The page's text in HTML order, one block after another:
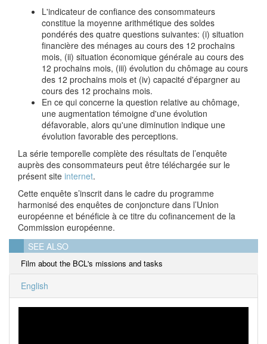
L'indicateur de confiance des consommateurs
constitue la moyenne arithmétique des soldes
pondérés des quatre questions suivantes: (i) situation
financière des ménages au cours des 12 prochains
mois, (ii) situation économique générale au cours des
12 prochains mois, (iii) évolution du chômage au cours
des 12 prochains mois et (iv) capacité d'épargner au
cours des 12 prochains mois.
En ce qui concerne la question relative au chômage,
une augmentation témoigne d'une évolution
défavorable, alors qu'une diminution indique une
évolution favorable des perceptions.
La série temporelle complète des résultats de l’enquête
auprès des consommateurs peut être téléchargée sur le
présent site internet.
Cette enquête s’inscrit dans le cadre du programme
harmonisé des enquêtes de conjoncture dans l’Union
européenne et bénéficie à ce titre du cofinancement de la
Commission européenne.
SEE ALSO
Film about the BCL's missions and tasks
English